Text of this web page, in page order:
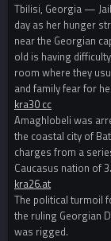
Tbilisi, Georgia —
day as her hunger
near the Georgian
old is having
room where they
and family fear for
kra30 cc
Amaghlobeli was
the coastal city of
charges from a
Caucasus nation of
kra26.at
The political turmoil
the ruling Georgian
was rigged.